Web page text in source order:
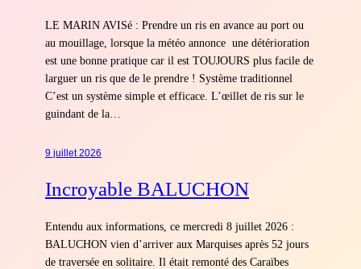
LE MARIN AVISé : Prendre un ris en avance au port ou
au mouillage, lorsque la météo annonce une détérioration
est une bonne pratique car il est TOUJOURS plus facile de
larguer un ris que de le prendre ! Système traditionnel
C’est un système simple et efficace. L’œillet de ris sur le
guindant de la…
9 juillet 2026
Incroyable BALUCHON
Entendu aux informations, ce mercredi 8 juillet 2026 :
BALUCHON vien d’arriver aux Marquises après 52 jours
de traversée en solitaire. Il était remonté des Caraïbes